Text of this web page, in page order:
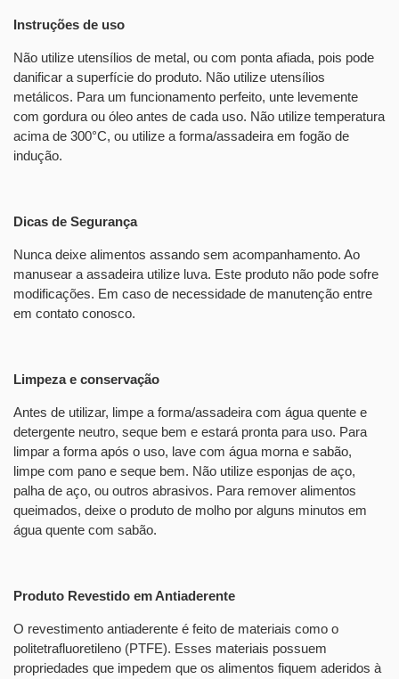
Instruções de uso
Não utilize utensílios de metal, ou com ponta afiada, pois pode
danificar a superfície do produto. Não utilize utensílios
metálicos. Para um funcionamento perfeito, unte levemente
com gordura ou óleo antes de cada uso. Não utilize temperatura
acima de 300°C, ou utilize a forma/assadeira em fogão de
indução.
Dicas de Segurança
Nunca deixe alimentos assando sem acompanhamento. Ao
manusear a assadeira utilize luva. Este produto não pode sofre
modificações. Em caso de necessidade de manutenção entre
em contato conosco.
Limpeza e conservação
Antes de utilizar, limpe a forma/assadeira com água quente e
detergente neutro, seque bem e estará pronta para uso. Para
limpar a forma após o uso, lave com água morna e sabão,
limpe com pano e seque bem. Não utilize esponjas de aço,
palha de aço, ou outros abrasivos. Para remover alimentos
queimados, deixe o produto de molho por alguns minutos em
água quente com sabão.
Produto Revestido em Antiaderente
O revestimento antiaderente é feito de materiais como o
politetrafluoretileno (PTFE). Esses materiais possuem
propriedades que impedem que os alimentos fiquem aderidos à